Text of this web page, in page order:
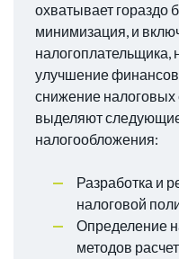
охватывает гораздо
минимизация, и
налогоплательщика,
улучшение
снижение налоговых
выделяют
налогообложения:
Разработка и
налоговой
Определение
методов